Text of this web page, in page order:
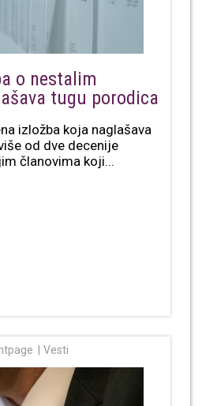
o nestalim
tugu porodica
izložba koja naglašava
od dve decenije
članovima koji...
Vesti